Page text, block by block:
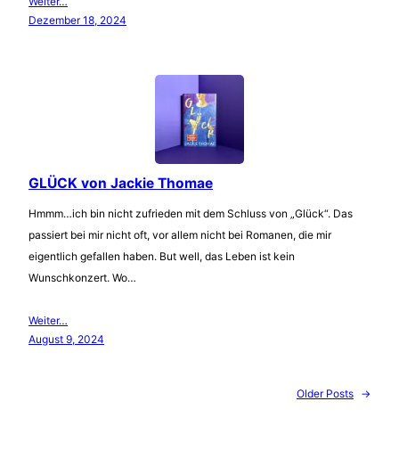
Dezember 18, 2024
GLÜCK von Jackie Thomae
Hmmm…ich bin nicht zufrieden mit dem Schluss von „Glück“. Das
passiert bei mir nicht oft, vor allem nicht bei Romanen, die mir
eigentlich gefallen haben. But well, das Leben ist kein
Wunschkonzert. Wo…
Weiter…
August 9, 2024
Older Posts →